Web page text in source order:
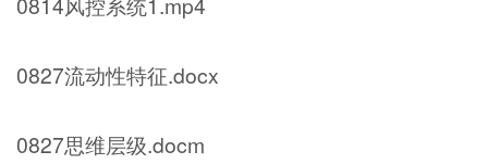
0827流动性特征.docx
0827思维层级.docm